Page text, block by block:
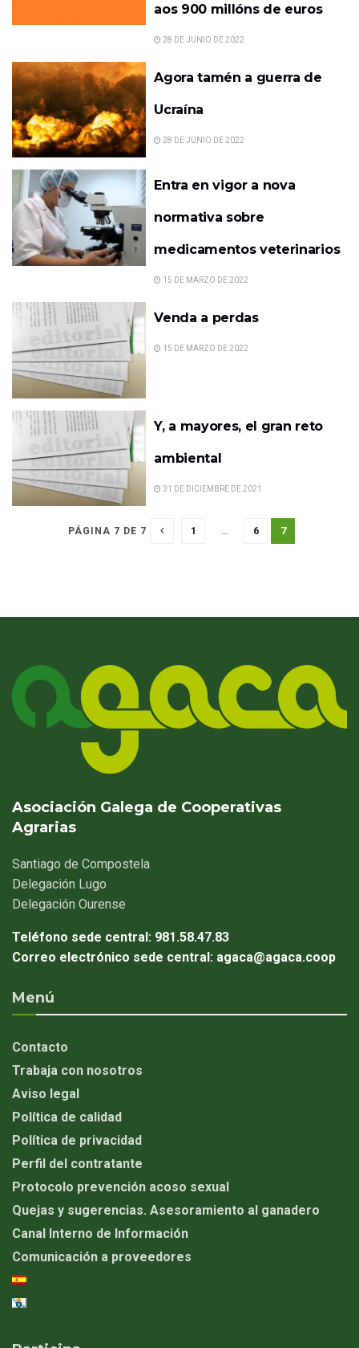
aos 900 millóns de euros
28 DE JUNIO DE 2022
Agora tamén a guerra de
Ucraína
28 DE JUNIO DE 2022
Entra en vigor a nova
normativa sobre
medicamentos veterinarios
15 DE MARZO DE 2022
Venda a perdas
15 DE MARZO DE 2022
Y, a mayores, el gran reto
ambiental
31 DE DICIEMBRE DE 2021
PÁGINA 7 DE 7 1 … 6 7
Asociación Galega de Cooperativas
Agrarias
Santiago de Compostela
Delegación Lugo
Delegación Ourense
Teléfono sede central: 981.58.47.83
Correo electrónico sede central: agaca@agaca.coop
Menú
Contacto
Trabaja con nosotros
Aviso legal
Política de calidad
Política de privacidad
Perfil del contratante
Protocolo prevención acoso sexual
Quejas y sugerencias. Asesoramiento al ganadero
Canal Interno de Información
Comunicación a proveedores